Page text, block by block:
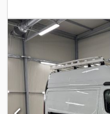
saját tömeg:4 730 kg,
villaállító, speciális
STVZO (német közúti
tanúsítvány, belső
egypedálos működtetés.
munkavédelmi
D Eoldjwa